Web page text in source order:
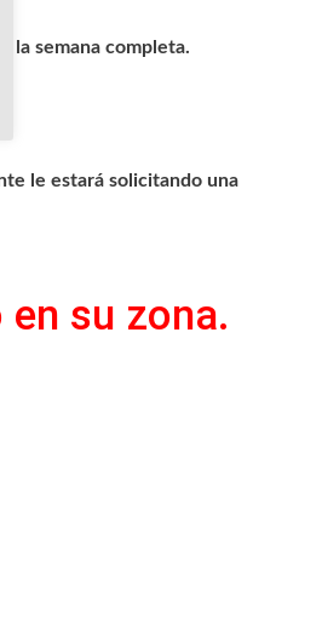
la semana completa.
le estará solicitando una
su zona.​